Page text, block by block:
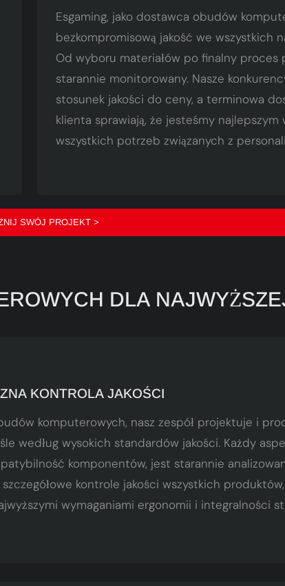
Esgaming, jako dostawca obudów
bezkompromisową jakość we wszystkich
Od wyboru materiałów po finalny proces
starannie monitorowany. Nasze
stosunek jakości do ceny, a terminowa
klienta sprawiają, że jesteśmy
wszystkich potrzeb związanych z
SWÓJ PROJEKT >
DLA
KONTROLA JAKOŚCI
komputerowych, nasz zespół projektuje i
według wysokich standardów jakości. Każdy
komponentów, jest starannie
kontrole jakości wszystkich
wymaganiami ergonomii i integralności